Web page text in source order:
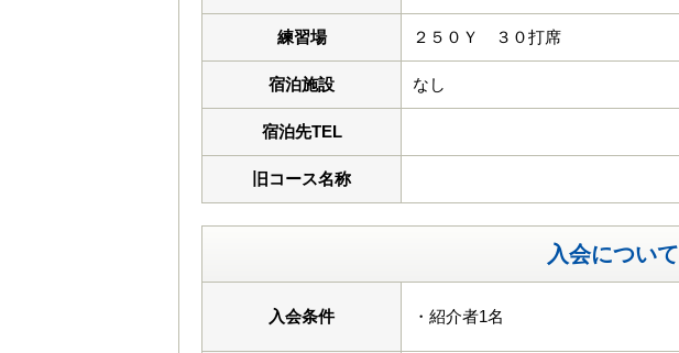
練習場 ２５０Ｙ ３０打席
宿泊施設 なし
宿泊先TEL
旧コース名称
入会について
入会条件 ・紹介者1名